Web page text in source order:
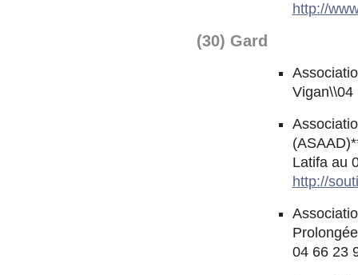
http://
(30) Gard
Vigan\\04
Latifa au
http://
04 66 23